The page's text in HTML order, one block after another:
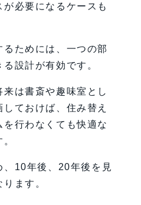
必要になるケースも
ためには、一つの部
設計が有効です。
は書斎や趣味室とし
ておけば、住み替え
行わなくても快適な
、10年後、20年後を見
ます。